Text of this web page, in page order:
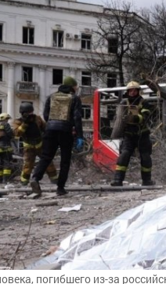
погибшего из-за